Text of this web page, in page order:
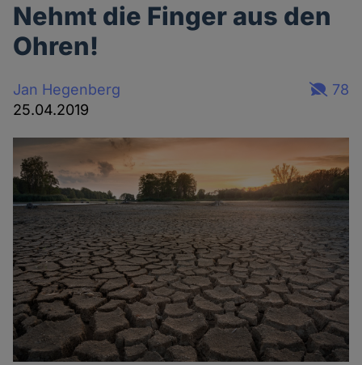
Nehmt die Finger aus den
Ohren!
Jan Hegenberg
25.04.2019
78